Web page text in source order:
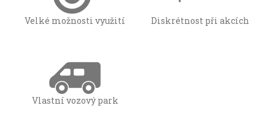
Velké možnosti využití Diskrétnost při akcích
Vlastní vozový park